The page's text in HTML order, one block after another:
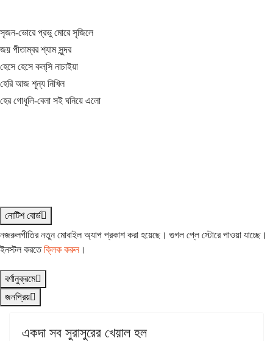
সৃজন-ভোরে প্রভু মোরে সৃজিলে
জয় পীতাম্বর শ্যাম সুন্দর
হেসে হেসে কল্‌সি নাচাইয়া
হেরি আজ শূন্য নিখিল
হের গোধূলি-বেলা সই ঘনিয়ে এলো
নোটিশ বোর্ড
নজরুলগীতির নতুন মোবাইল অ্যাপ প্রকাশ করা হয়েছে। গুগল প্লে স্টোরে পাওয়া যাচ্ছে।
ইনস্টল করতেক্লিক করুন।
বর্ণানুক্রমে
জনপ্রিয়
একদা সব সুরাসুরের খেয়াল হল